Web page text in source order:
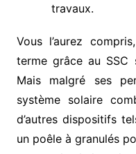
travaux.
Vous l’aurez
terme grâce au SSC
Mais malgré ses
système solaire
d’autres dispositifs
un poêle à granulés